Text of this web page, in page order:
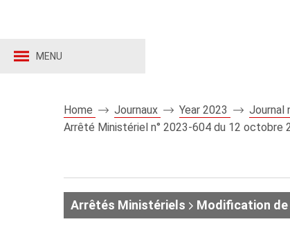
MENU
Home Journaux Year 2023
Journal
Arrêté Ministériel n° 2023-604 du 12 octobre
Arrêtés Ministériels Modification